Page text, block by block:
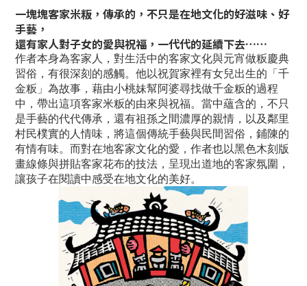
一塊塊客家米粄，傳承的，不只是在地文化的好滋味、好
手藝，
還有家人對子女的愛與祝福，一代代的延續下去……
作者本身為客家人，對生活中的客家文化與元宵做粄慶典
習俗，有很深刻的感觸。他以祝賀家裡有女兒出生的「千
金粄」為故事，藉由小桃妹幫阿婆尋找做千金粄的過程
中，帶出這項客家米粄的由來與祝福。當中蘊含的，不只
是手藝的代代傳承，還有祖孫之間濃厚的親情，以及鄰里
村民樸實的人情味，將這個傳統手藝與民間習俗，鋪陳的
有情有味。而對在地客家文化的愛，作者也以黑色木刻版
畫線條與拼貼客家花布的技法，呈現出道地的客家氛圍，
讓孩子在閱讀中感受在地文化的美好。